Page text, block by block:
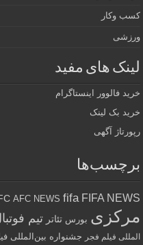
کسب وکار
ورزشی
لینک های مفید
خرید فالوور اینستاگرام
خرید بک لینک
رپورتاژ آگهی
برچسب‌ها
AFC NEWS fifa FIFA NEWS
مرکزی بورس تئاتر تیم
المللی فیلم فجر جشنواره بین‌المللی